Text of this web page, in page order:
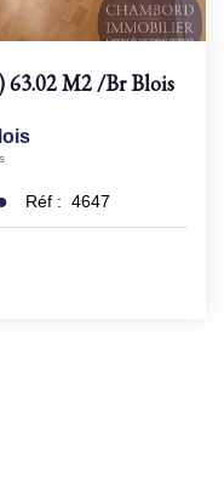
63.02 M2/brBlois
Réf : 4647